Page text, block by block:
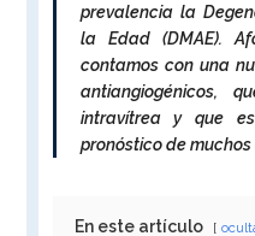
prevalencia la
la Edad (DMAE).
contamos con una
antiangiogénicos,
intravítrea y que
pronóstico de
En este artículo